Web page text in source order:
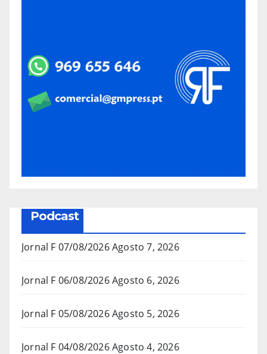
Podcast
Jornal F 07/08/2026Agosto 7, 2026
Jornal F 06/08/2026Agosto 6, 2026
Jornal F 05/08/2026Agosto 5, 2026
Jornal F 04/08/2026Agosto 4, 2026